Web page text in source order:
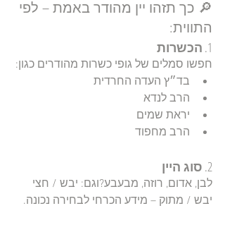
🔎 כך תזהו יין מהודר באמת – לפי
התווית:
1. הכשרות
חפשו סמלים של גופי כשרות מהודרים כגון:
בד״ץ העדה החרדית
הרב לנדא
יראת שמים
הרב מחפוד
2. סוג היין
לבן, אדום, רוזה, מבעבע?וגם: יבש / חצי
יבש / מתוק – מידע הכרחי לבחירה נכונה.